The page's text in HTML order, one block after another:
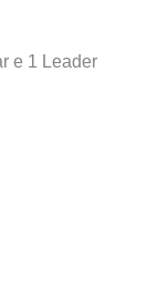
e 1 Leader